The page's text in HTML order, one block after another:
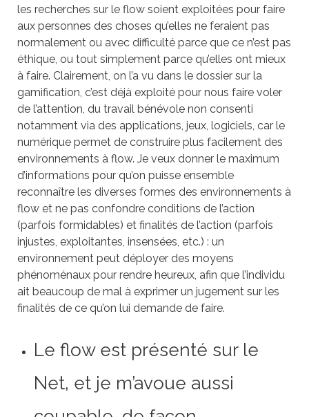
les recherches sur le flow soient exploitées pour faire
aux personnes des choses qu’elles ne feraient pas
normalement ou avec difficulté parce que ce n’est pas
éthique, ou tout simplement parce qu’elles ont mieux
à faire. Clairement, on l’a vu dans le dossier sur la
gamification, c’est déjà exploité pour nous faire voler
de l’attention, du travail bénévole non consenti
notamment via des applications, jeux, logiciels, car le
numérique permet de construire plus facilement des
environnements à flow. Je veux donner le maximum
d’informations pour qu’on puisse ensemble
reconnaître les diverses formes des environnements à
flow et ne pas confondre conditions de l’action
(parfois formidables) et finalités de l’action (parfois
injustes, exploitantes, insensées, etc.) : un
environnement peut déployer des moyens
phénoménaux pour rendre heureux, afin que l’individu
ait beaucoup de mal à exprimer un jugement sur les
finalités de ce qu’on lui demande de faire.
Le flow est présenté sur le
Net, et je m’avoue aussi